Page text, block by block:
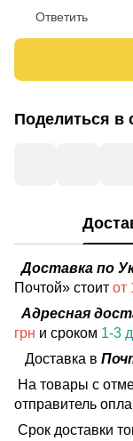
Ответить
Поделиться в
Доставка по
Почтой» стоит от
Адресная
грн и сроком 1-3
Доставка в
На товары с
отправитель
Срок доставки